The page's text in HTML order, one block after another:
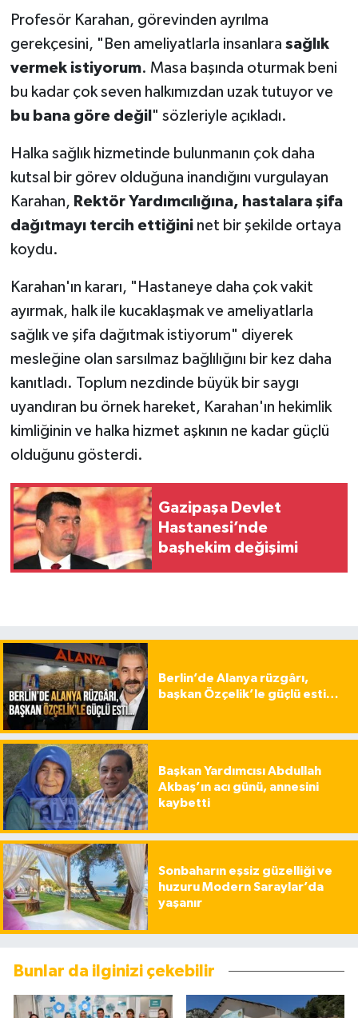
Profesör Karahan, görevinden ayrılma
gerekçesini, "Ben ameliyatlarla insanlara sağlık
vermek istiyorum. Masa başında oturmak beni
bu kadar çok seven halkımızdan uzak tutuyor ve
bu bana göre değil " sözleriyle açıkladı.
Halka sağlık hizmetinde bulunmanın çok daha
kutsal bir görev olduğuna inandığını vurgulayan
Karahan, Rektör Yardımcılığına, hastalara şifa
dağıtmayı tercih ettiğininet bir şekilde ortaya
koydu.
Karahan'ın kararı, "Hastaneye daha çok vakit
ayırmak, halk ile kucaklaşmak ve ameliyatlarla
sağlık ve şifa dağıtmak istiyorum" diyerek
mesleğine olan sarsılmaz bağlılığını bir kez daha
kanıtladı. Toplum nezdinde büyük bir saygı
uyandıran bu örnek hareket, Karahan'ın hekimlik
kimliğinin ve halka hizmet aşkının ne kadar güçlü
olduğunu gösterdi.
Gazipaşa Devlet
Hastanesi’nde
başhekim değişimi
Berlin’de Alanya rüzgârı,
başkan Özçelik’le güçlü esti…
Başkan Yardımcısı Abdullah
Akbaş’ın acı günü, annesini
kaybetti
Sonbaharın eşsiz güzelliği ve
huzuru Modern Saraylar’da
yaşanır
Bunlar da ilginizi çekebilir